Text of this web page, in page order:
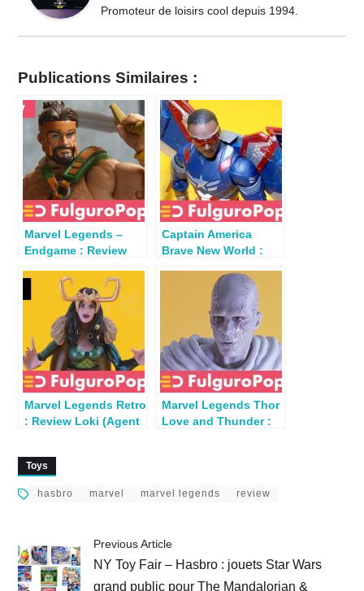
Promoteur de loisirs cool depuis 1994.
Publications Similaires :
Marvel Legends –
Endgame : Review
BAF)
Captain America
Brave New World :
Legends Sam Wilson
Marvel Legends Retro
: Review Loki (Agent
Marvel Legends Thor
Love and Thunder :
Toys
hasbro marvel marvel legends review
Previous Article
NY Toy Fair – Hasbro : jouets Star Wars
grand public pour The Mandalorian &